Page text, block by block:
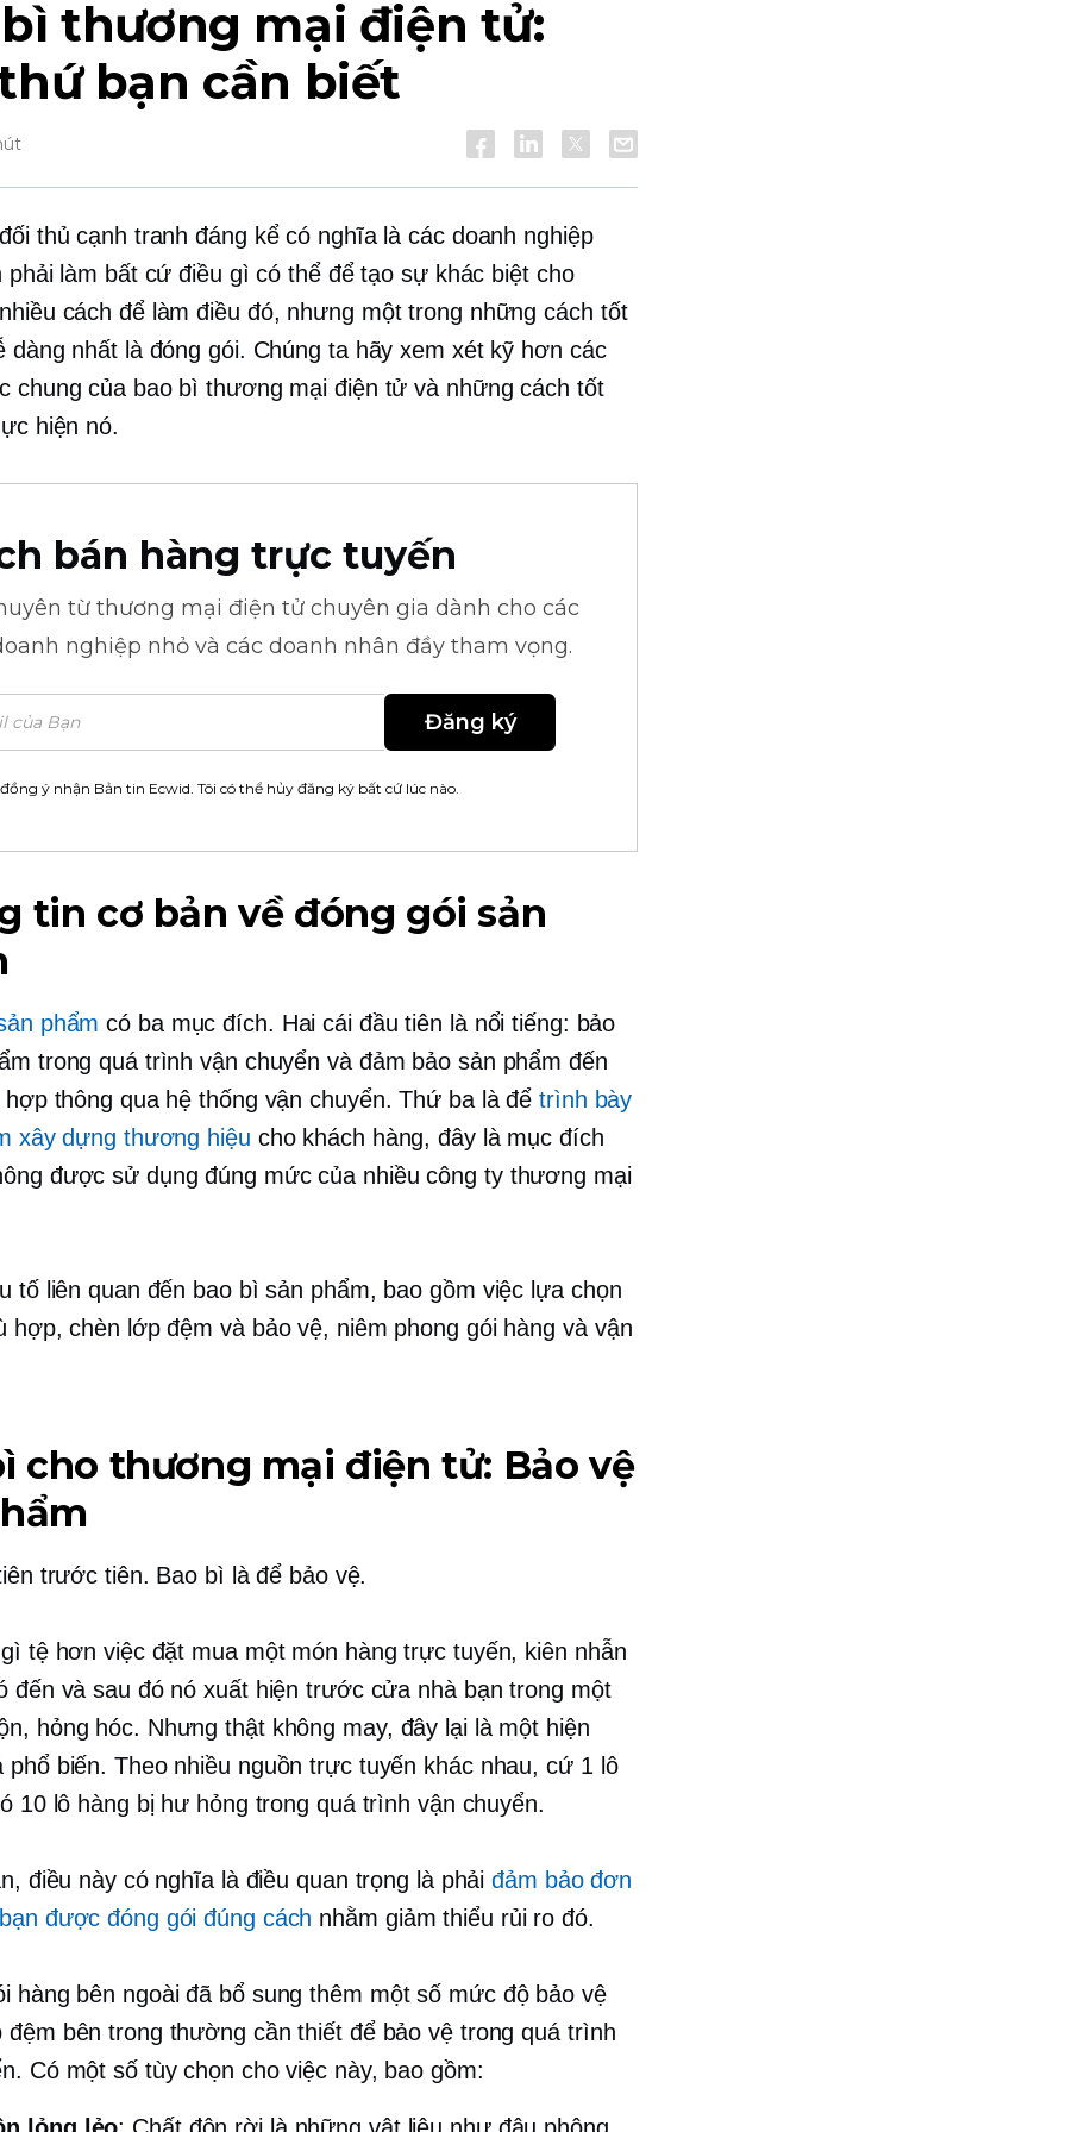
thương mại điện tử:
bạn cần biết
thủ cạnh tranh đáng kể có nghĩa là các doanh nghiệp
phải làm bất cứ điều gì có thể để tạo sự khác biệt cho
cách để làm điều đó, nhưng một trong những cách tốt
dàng nhất là đóng gói. Chúng ta hãy xem xét kỹ hơn các
chung của bao bì thương mại điện tử và những cách tốt
hiện nó.
bán hàng trực tuyến
từ thương mại điện tử chuyên gia dành cho các
nghiệp nhỏ và các doanh nhân đầy tham vọng.
Đăng ký
đồng ý nhận Bản tin Ecwid. Tôi có thể hủy đăng ký bất cứ lúc nào.
tin cơ bản về đóng gói sản
phẩm có ba mục đích. Hai cái đầu tiên là nổi tiếng: bảo
trong quá trình vận chuyển và đảm bảo sản phẩm đến
thông qua hệ thống vận chuyển. Thứ ba là đểtrình bày
xây dựng thương hiệu cho khách hàng, đây là mục đích
được sử dụng đúng mức của nhiều công ty thương mại
tố liên quan đến bao bì sản phẩm, bao gồm việc lựa chọn
hợp, chèn lớp đệm và bảo vệ, niêm phong gói hàng và vận
cho thương mại điện tử: Bảo vệ
trước tiên. Bao bì là để bảo vệ.
tệ hơn việc đặt mua một món hàng trực tuyến, kiên nhẫn
đến và sau đó nó xuất hiện trước cửa nhà bạn trong một
hỏng hóc. Nhưng thật không may, đây lại là một hiện
phổ biến. Theo nhiều nguồn trực tuyến khác nhau, cứ 1 lô
10 lô hàng bị hư hỏng trong quá trình vận chuyển.
điều này có nghĩa là điều quan trọng là phảiđảm bảo đơn
được đóng gói đúng cách nhằm giảm thiểu rủi ro đó.
hàng bên ngoài đã bổ sung thêm một số mức độ bảo vệ
đệm bên trong thường cần thiết để bảo vệ trong quá trình
Có một số tùy chọn cho việc này, bao gồm: